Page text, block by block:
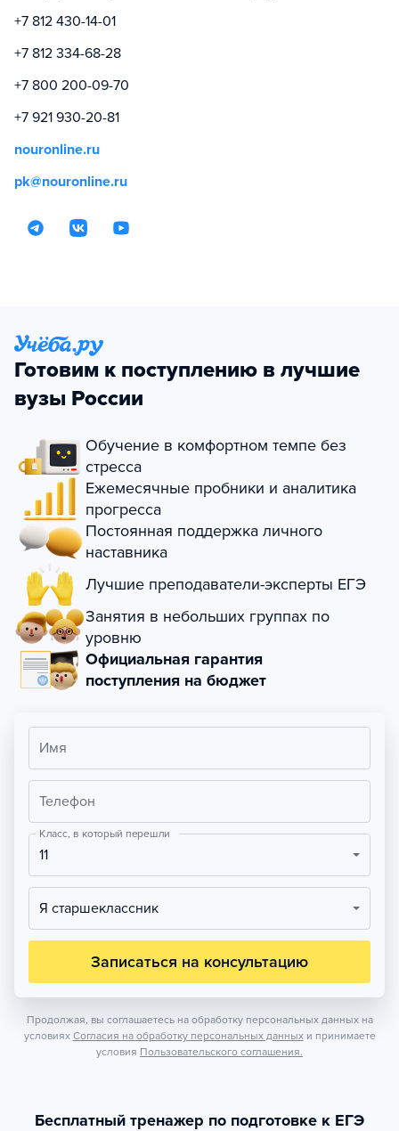
+7 812 430-14-01
+7 812 334-68-28
+7 800 200-09-70
+7 921 930-20-81
nouronline.ru
pk@nouronline.ru
Готовим к поступлению в лучшие
вузы России
Обучение в комфортном темпе без
стресса
Ежемесячные пробники и аналитика
прогресса
Постоянная поддержка личного
наставника
Лучшие преподаватели-эксперты ЕГЭ
Занятия в небольших группах по
уровню
Официальная гарантия
поступления на бюджет
Имя
Телефон
Класс, в который перешли
11
Я старшеклассник
Записаться на консультацию
Продолжая, вы соглашаетесь на обработку персональных данных на
условиях Согласия на обработку персональных данных и принимаете
условия Пользовательского соглашения.
Бесплатный тренажер по подготовке к ЕГЭ